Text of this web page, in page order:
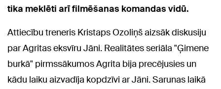
tika meklēti arī filmēšanas komandas vidū.
Attiecību treneris Kristaps Ozoliņš aizsāk diskusiju
par Agritas eksvīru Jāni. Realitātes seriāla "Ģimene
burkā" pirmssākumos Agrita bija precējusies un
kādu laiku aizvadīja kopdzīvi ar Jāni. Sarunas laikā